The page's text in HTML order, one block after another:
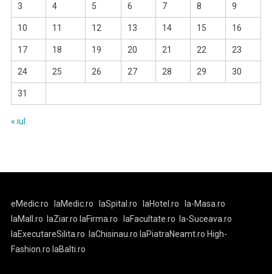
3 4 5 6 7 8 9
10 11 12 13 14 15 16
17 18 19 20 21 22 23
24 25 26 27 28 29 30
31
« iul.
eMedic.ro laMedic.ro laSpital.ro laHotel.ro
la-Masa.ro
laMall.ro
laZiar.ro laFirma.ro laFacultate.ro
la-Suceava.ro
laExecutareSilita.ro
laChisinau.ro laPiatraNeamt.ro High-
Fashion.ro laBalti.ro